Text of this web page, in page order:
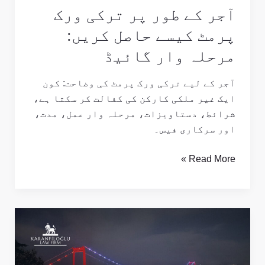
آجر کے طور پر ترکی ورک
پرمٹ کیسے حاصل کریں:
مرحلہ وار گائیڈ
آجر کے لیے ترکی ورک پرمٹ کی وضاحت: کون
ایک غیر ملکی کارکن کی کفالت کر سکتا ہے،
شرائط، دستاویزات، مرحلہ وار عمل، مدت،
اور سرکاری فیس۔
کریں:
وار
گائیڈ
Read More »